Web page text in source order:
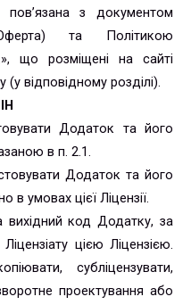
з документом
та Політикою
що розміщені на сайті
(у відповідному розділі).
Додаток та його
в п. 2.1.
Додаток та його
в умовах цієї Ліцензії.
вихідний код Додатку, за
цією Ліцензією.
субліцензувати,
проектування або